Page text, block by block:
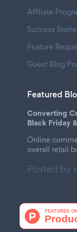
Affiliate
Success
Feature
Guest Blog
Featured
Converting
Black Friday
Online
overall retail
Posted by